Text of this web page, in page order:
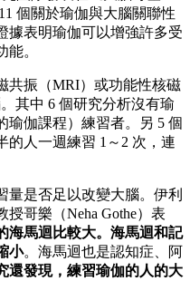
個關於瑜伽與大腦關聯性
據表明瑜伽可以增強許多受
。
共振（MRI）或功能性核磁
其中 6 個研究分析沒有瑜
瑜伽課程）練習者。另 5 個
的人一週練習 1～2 次，連
量是否足以改變大腦。伊利
哥樂（Neha Gothe）表
海馬迴比較大。海馬迴和記
小。海馬迴也是認知症、阿
還發現，練習瑜伽的人的大